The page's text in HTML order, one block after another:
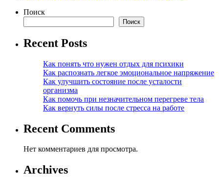
Поиск
Поиск
Recent Posts
Как понять что нужен отдых для психики
Как распознать легкое эмоциональное напряжение
Как улучшить состояние после усталости
организма
Как помочь при незначительном перегреве тела
Как вернуть силы после стресса на работе
Recent Comments
Нет комментариев для просмотра.
Archives